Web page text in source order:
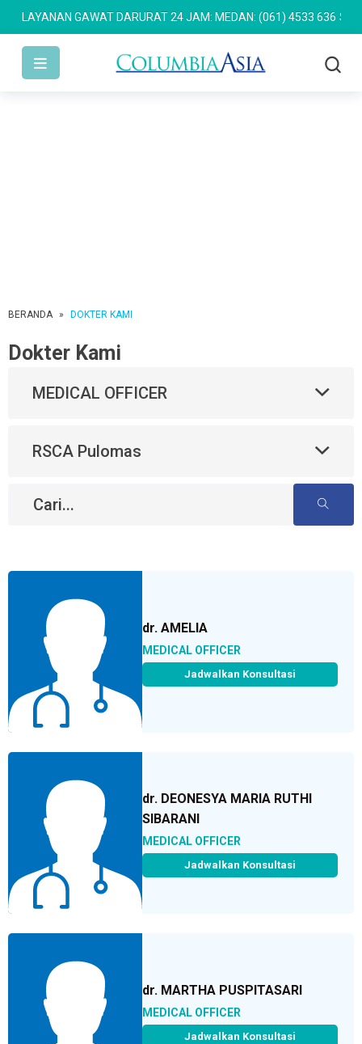
LAYANAN GAWAT DARURAT 24 JAM: MEDAN: (061) 4533 636
BERANDA » DOKTER KAMI
Dokter Kami
MEDICAL OFFICER
RSCA Pulomas
dr. AMELIA
MEDICAL OFFICER
Jadwalkan Konsultasi
dr. DEONESYA MARIA RUTHI
SIBARANI
MEDICAL OFFICER
Jadwalkan Konsultasi
dr. MARTHA PUSPITASARI
MEDICAL OFFICER
Jadwalkan Konsultasi